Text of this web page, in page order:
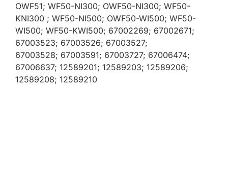
OWF51; WF50-NI300; OWF50-NI300; WF50-
KNI300 ; WF50-NI500; OWF50-WI500; WF50-
WI500; WF50-KWI500; 67002269; 67002671;
67003523; 67003526; 67003527;
67003528; 67003591; 67003727; 67006474;
67006637; 12589201; 12589203; 12589206;
12589208; 12589210